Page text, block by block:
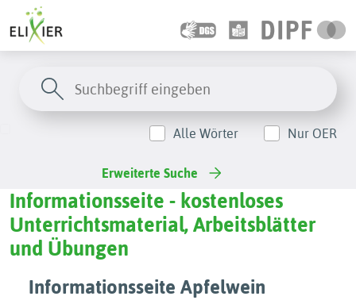
Alle Wörter Nur OER
Erweiterte Suche
Informationsseite - kostenloses
Unterrichtsmaterial, Arbeitsblätter
und Übungen
Informationsseite Apfelwein